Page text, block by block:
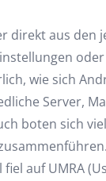
aus den
wie sich
Server,
boten sich
auf UMRA